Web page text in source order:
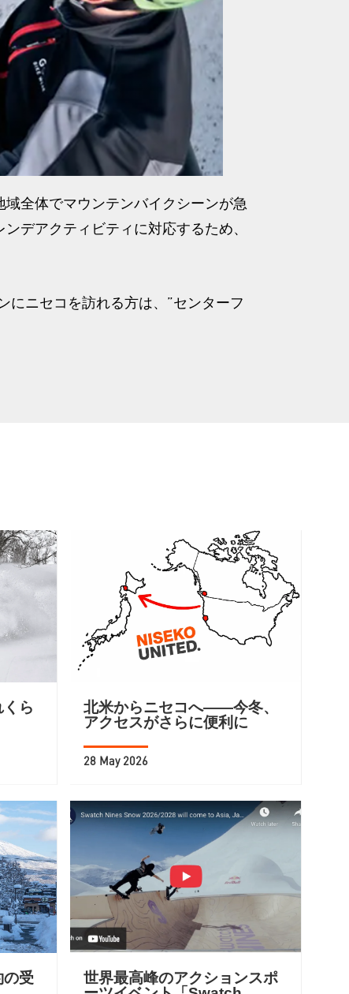
全体でマウンテンバイクシーンが急
デアクティビティに対応するため、
にニセコを訪れる方は、”センターフ
ら
北米からニセコへ――今冬、
アクセスがさらに便利に
28 May 2026
の受
世界最高峰のアクションスポ